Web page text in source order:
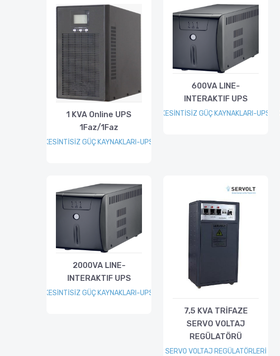
1 KVA Online UPS
1Faz/1Faz
KESİNTİSİZ GÜÇ KAYNAKLARI-UPS
600VA LINE-
INTERAKTIF UPS
KESİNTİSİZ GÜÇ KAYNAKLARI-UPS
2000VA LINE-
INTERAKTIF UPS
KESİNTİSİZ GÜÇ KAYNAKLARI-UPS
7,5 KVA TRİFAZE
SERVO VOLTAJ
REGÜLATÖRÜ
SERVO VOLTAJ REGÜLATÖRLERİ